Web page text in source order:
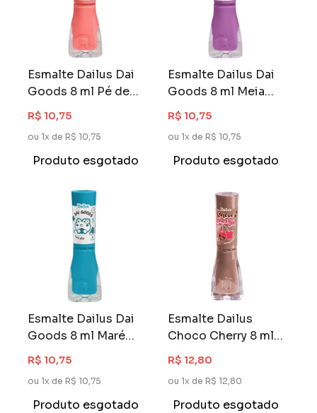
Esmalte Dailus Dai
Goods 8 ml Pé de
Laranja
R$ 10,75
ou 1x de R$ 10,75
Produto esgotado
Esmalte Dailus Dai
Goods 8 ml Meia
Ponta
R$ 10,75
ou 1x de R$ 10,75
Produto esgotado
Esmalte Dailus Dai
Goods 8 ml Maré
Alta
R$ 10,75
ou 1x de R$ 10,75
Produto esgotado
Esmalte Dailus
Choco Cherry 8 ml
Mocha Mousse
R$ 12,80
ou 1x de R$ 12,80
Produto esgotado